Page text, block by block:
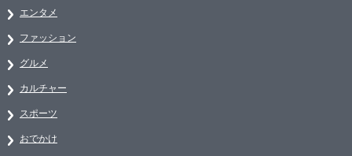
エンタメ
ファッション
グルメ
カルチャー
スポーツ
おでかけ